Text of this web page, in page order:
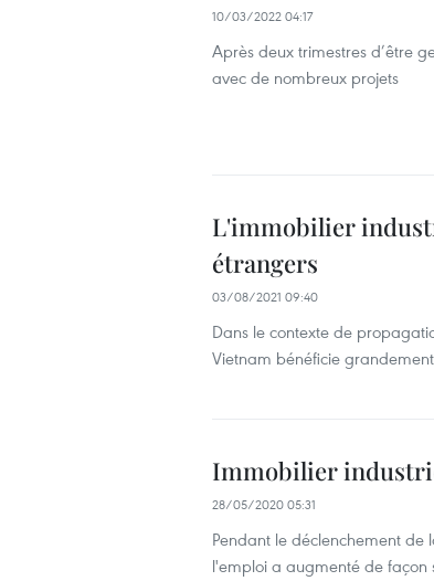
10/03/2022 04:17
Après deux trimestres d’être
avec de nombreux projets
L'immobilier
étrangers
03/08/2021 09:40
Dans le contexte de
Vietnam bénéficie
Immobilier
28/05/2020 05:31
Pendant le déclenchement
l'emploi a augmenté de façon